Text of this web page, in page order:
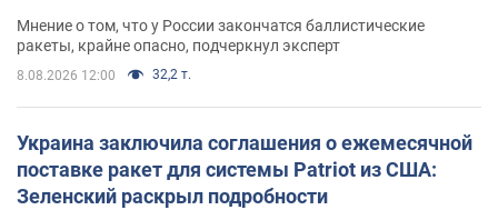
Мнение о том, что у России закончатся баллистические
ракеты, крайне опасно, подчеркнул эксперт
8.08.2026 12:00 32,2 т.
Украина заключила соглашения о ежемесячной
поставке ракет для системы Patriot из США:
Зеленский раскрыл подробности